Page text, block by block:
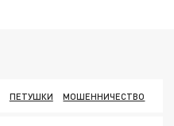
ПЕТУШКИ МОШЕННИЧЕСТВО